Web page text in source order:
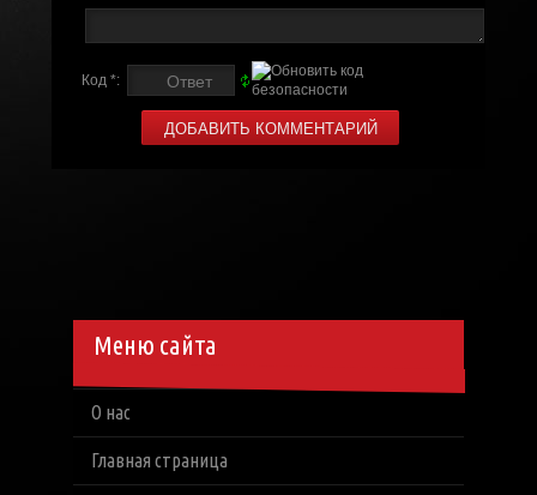
Код *:
Меню сайта
О нас
Главная страница